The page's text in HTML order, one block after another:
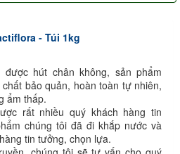
- Túi 1kg
hút chân không, sản phẩm
bảo quản, hoàn toàn tự nhiên,
ẩm thấp.
rất nhiều quý khách hàng tin
chúng tôi đã đi khắp nước và
tin tưởng, chọn lựa.